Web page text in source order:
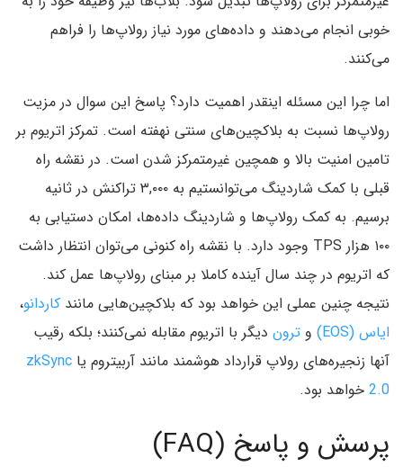
خوبی انجام می‌دهند و داده‌های مورد نیاز رولاپ‌ها را فراهم
می‌کنند.
اما چرا این مسئله اینقدر اهمیت دارد؟ پاسخ این سوال در مزیت
رولاپ‌ها نسبت به بلاکچین‌های سنتی نهفته است. تمرکز اتریوم بر
تامین امنیت بالا و همچین غیرمتمرکز شدن است. در نقشه راه
قبلی با کمک شاردینگ می‌توانستیم به ۳,۰۰۰ تراکنش در ثانیه
برسیم. به کمک رولاپ‌ها و شاردینگ داده‌ها‌، امکان دستیابی به
۱۰۰ هزار TPS وجود دارد. با نقشه راه کنونی می‌توان انتظار داشت
که اتریوم در چند سال آینده کاملا بر مبنای رولاپ‌ها عمل کند.
نتیجه چنین عملی این خواهد بود که بلاکچین‌هایی مانند کاردانو،
ایاس (EOS)
و ترون دیگر با اتریوم مقابله نمی‌کنند؛ بلکه رقیب
آنها زنجیره‌های رولاپ‌ قرارداد هوشمند مانند آربیتروم یا zkSync
2.0 خواهد بود.
پرسش و پاسخ (FAQ)